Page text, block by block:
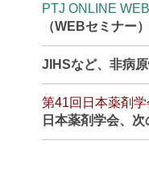
PTJ ONLINE
（WEBセミナー
JIHSなど、非病
第41回日本薬剤学
日本薬剤学会、